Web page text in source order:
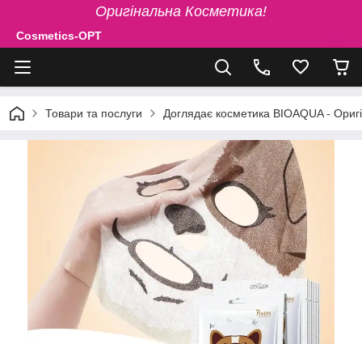
Оригінальна Косметика!
Cosmetics-OPT
Товари та послуги Доглядає косметика BIOAQUA -